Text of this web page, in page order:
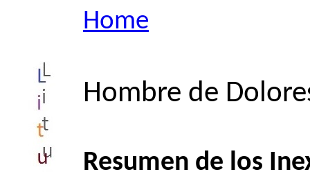
Home
Hombre de
Resumen de los